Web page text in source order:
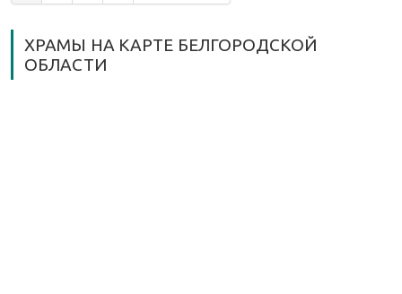
ХРАМЫ НА КАРТЕ БЕЛГОРОДСКОЙ
ОБЛАСТИ